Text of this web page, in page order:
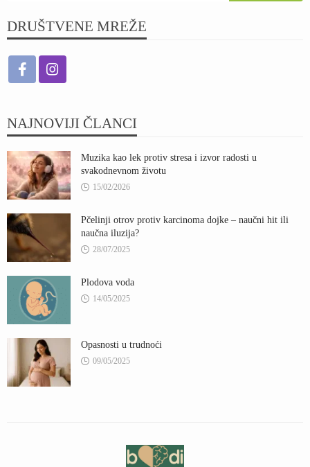
DRUŠTVENE MREŽE
NAJNOVIJI ČLANCI
Muzika kao lek protiv stresa i izvor radosti u
svakodnevnom životu
15/02/2026
Pčelinji otrov protiv karcinoma dojke – naučni hit ili
naučna iluzija?
28/07/2025
Plodova voda
14/05/2025
Opasnosti u trudnoći
09/05/2025